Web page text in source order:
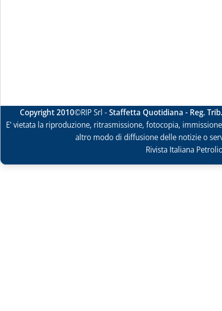
Copyright 2010©RIP Srl -Staffetta Quotidiana - Reg.
E' vietata la riproduzione, ritrasmissione, fotocopia,
altro modo di diffusione delle notizie o
Rivista Italiana